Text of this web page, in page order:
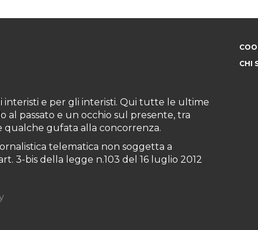
interisti e per gli interisti. Qui tutte le ultime
al passato e un occhio sul presente, tra
qualche gufata alla concorrenza.
telematica non soggetta a
3-bis della legge n.103 del 16 luglio 2012
CHI